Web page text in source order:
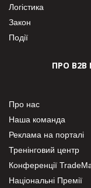
Логістика
Закон
Події
ПРО В2В
Про нас
Наша команда
Реклама на порталі
Тренінговий центр
Конференції
Національні Премії